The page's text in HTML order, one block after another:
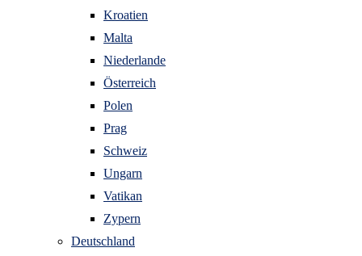
Kroatien
Malta
Niederlande
Österreich
Polen
Prag
Schweiz
Ungarn
Vatikan
Zypern
Deutschland